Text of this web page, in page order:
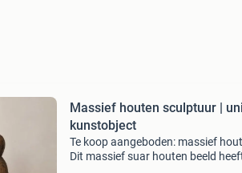
Massief houten sculptuur |
kunstobject
Te koop aangeboden: massief
Dit massief suar houten beeld